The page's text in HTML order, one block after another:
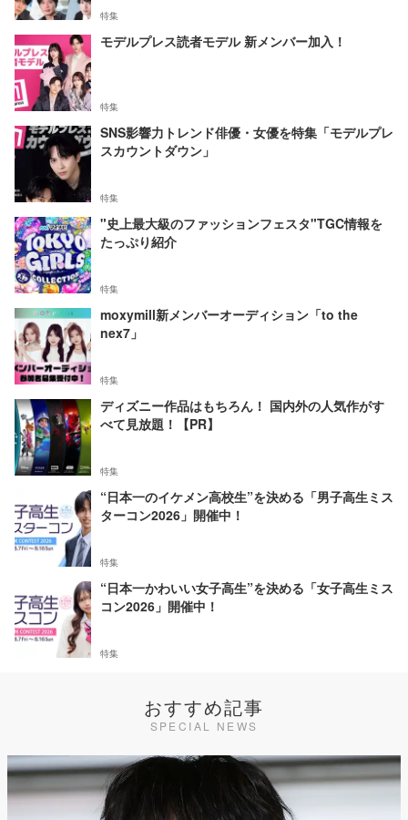
特集
モデルプレス読者モデル 新メンバー加入！
特集
SNS影響力トレンド俳優・女優を特集「モデルプレ
スカウントダウン」
特集
"史上最大級のファッションフェスタ"TGC情報を
たっぷり紹介
特集
moxymill新メンバーオーディション「to the
nex7」
特集
ディズニー作品はもちろん！ 国内外の人気作がす
べて見放題！【PR】
特集
“日本一のイケメン高校生”を決める「男子高生ミス
ターコン2026」開催中！
特集
“日本一かわいい女子高生”を決める「女子高生ミス
コン2026」開催中！
特集
おすすめ記事
SPECIAL NEWS